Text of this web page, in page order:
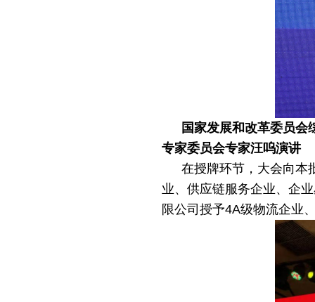
国家发展和改革委员会
专家委员会专家汪呜演讲
在授牌环节，大会向本
业、供应链服务企业、企
限公司授予4A级物流企业